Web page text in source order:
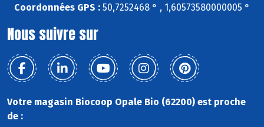
Coordonnées GPS : 50,7252468 ° , 1,60573580000005 °
Nous suivre sur
Votre magasin Biocoop Opale Bio (62200) est proche
de :